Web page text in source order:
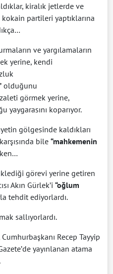
kiralık jetlerde ve
partileri yaptıklarına
ve yargılamaların
yerine, kendi
olduğunu
görmek yerine,
yaygarasını koparıyor.
gölgesinde kaldıkları
bile “mahkemenin
görevi yerine getiren
Akın Gürlek’i “oğlum
tehdit ediyorlardı.
sallıyorlardı.
Recep Tayyip
yayınlanan atama